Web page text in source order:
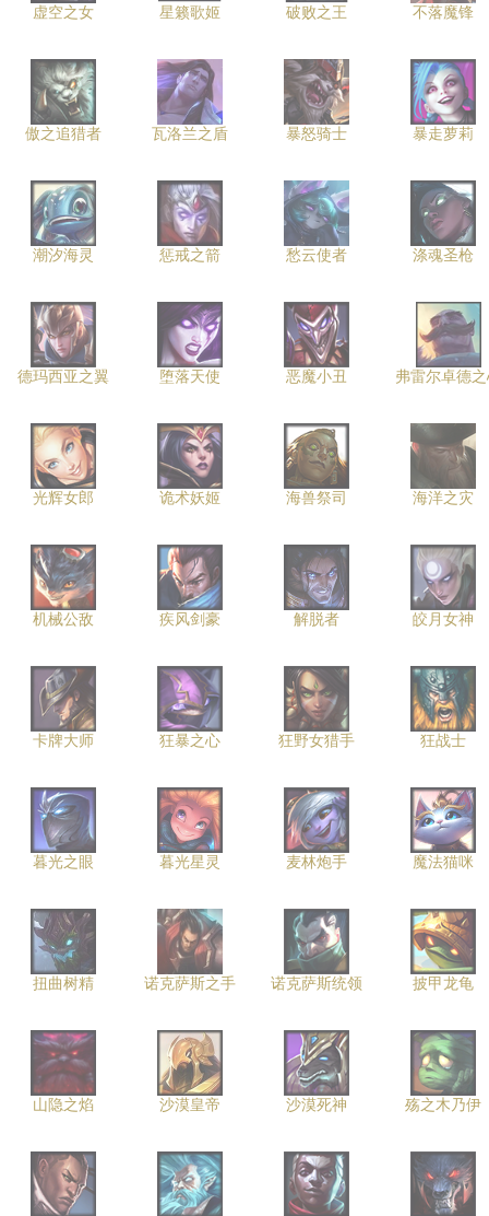
虚空之女 星籁歌姬 破败之王 不落魔锋
傲之追猎者 瓦洛兰之盾 暴怒骑士 暴走萝莉
潮汐海灵 惩戒之箭 愁云使者 涤魂圣枪
德玛西亚之翼 堕落天使 恶魔小丑 弗雷尔卓德
光辉女郎 诡术妖姬 海兽祭司 海洋之灾
机械公敌 疾风剑豪 解脱者 皎月女神
卡牌大师 狂暴之心 狂野女猎手 狂战士
暮光之眼 暮光星灵 麦林炮手 魔法猫咪
扭曲树精 诺克萨斯之手 诺克萨斯统领 披甲龙龟
山隐之焰 沙漠皇帝 沙漠死神 殇之木乃伊